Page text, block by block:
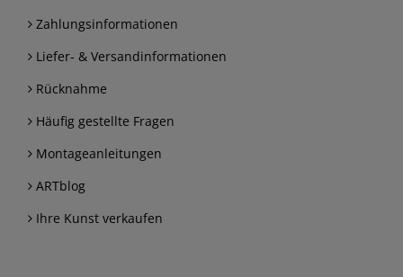
Zahlungsinformationen
Liefer- & Versandinformationen
Rücknahme
Häufig gestellte Fragen
Montageanleitungen
ARTblog
Ihre Kunst verkaufen